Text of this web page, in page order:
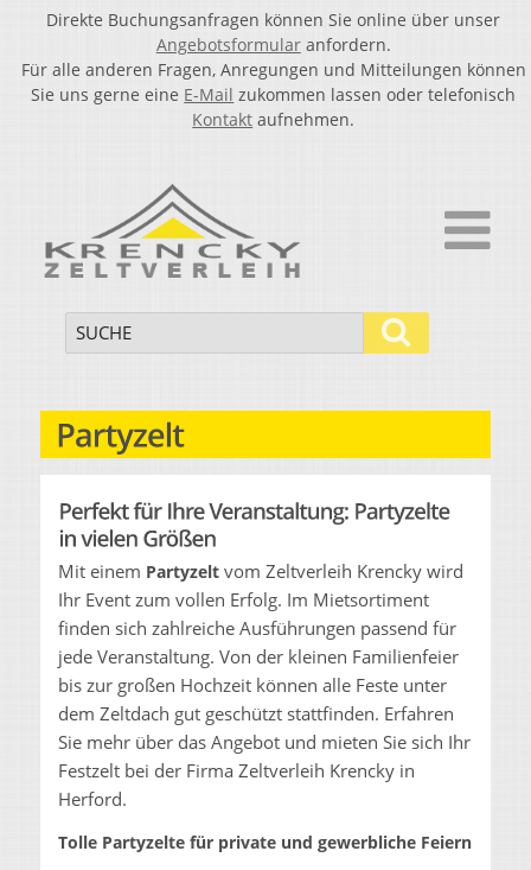
Direkte Buchungsanfragen können Sie online über unser
Angebotsformularanfordern.
Für alle anderen Fragen, Anregungen und Mitteilungen können
Sie uns gerne eine E-Mail zukommen lassen oder telefonisch
Kontakt aufnehmen.
▼
Mit einem Partyzeltvom Zeltverleih Krencky wird
Ihr Event zum vollen Erfolg. Im Mietsortiment
finden sich zahlreiche Ausführungen passend für
jede Veranstaltung. Von der kleinen Familienfeier
bis zur großen Hochzeit können alle Feste unter
dem Zeltdach gut geschützt stattfinden. Erfahren
Sie mehr über das Angebot und mieten Sie sich Ihr
Festzelt bei der Firma Zeltverleih Krencky in
Herford.
Tolle Partyzelte für private und gewerbliche Feiern